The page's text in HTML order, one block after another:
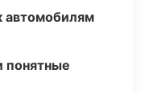
автомобилям
понятные